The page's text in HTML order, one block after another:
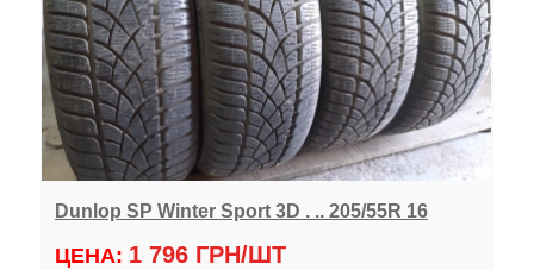
Dunlop SP Winter Sport 3D . .. 205/55R 16
ЦЕНА: 1 796 ГРН/ШТ